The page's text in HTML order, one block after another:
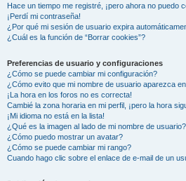
Hace un tiempo me registré, ¡pero ahora no puedo
¡Perdí mi contraseña!
¿Por qué mi sesión de usuario expira
¿Cuál es la función de “Borrar cookies”?
Preferencias de usuario y configuraciones
¿Cómo se puede cambiar mi configuración?
¿Cómo evito que mi nombre de usuario aparezca
¡La hora en los foros no es correcta!
Cambié la zona horaria en mi perfil, ¡pero la hora
¡Mi idioma no está en la lista!
¿Qué es la imagen al lado de mi nombre de usuario?
¿Cómo puedo mostrar un avatar?
¿Cómo se puede cambiar mi rango?
Cuando hago clic sobre el enlace de e-mail de un